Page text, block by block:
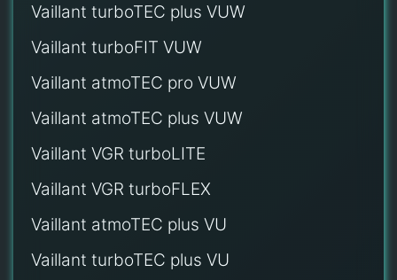
Vaillant turboTEC plus VUW
Vaillant turboFIT VUW
Vaillant atmoTEC pro VUW
Vaillant atmoTEC plus VUW
Vaillant VGR turboLITE
Vaillant VGR turboFLEX
Vaillant atmoTEC plus VU
Vaillant turboTEC plus VU